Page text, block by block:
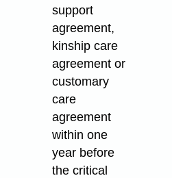
support
agreement,
kinship care
agreement or
customary
care
agreement
within one
year before
the critical